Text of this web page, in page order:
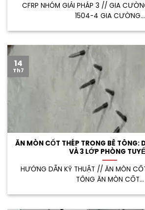
CFRP NHÓM GIẢI PHÁP 3 // GIA
1504-4 GIA CƯỜNG...
ĂN MÒN CỐT THÉP TRONG BÊ TÔNG:
VÀ 3 LỚP PHÒNG
HƯỚNG DẪN KỸ THUẬT // ĂN MÒN
TÔNG ĂN MÒN CỐT...
14
Th7